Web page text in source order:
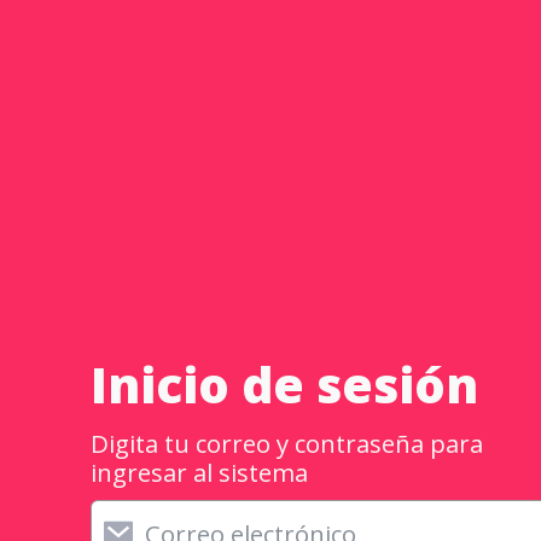
Inicio de